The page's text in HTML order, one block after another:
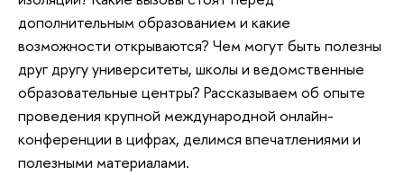
дополнительным образованием и какие
возможности открываются? Чем могут быть полезны
друг другу университеты, школы и ведомственные
образовательные центры? Рассказываем об опыте
проведения крупной международной онлайн-
конференции в цифрах, делимся впечатлениями и
полезными материалами.